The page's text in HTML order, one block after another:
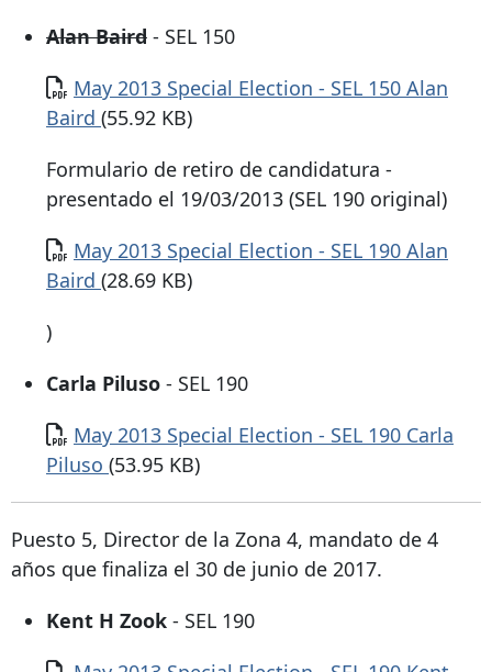
Alan Baird - SEL 150
Documento
May 2013 Special Election - SEL 150 Alan
Baird (55.92 KB)
Formulario de retiro de candidatura -
presentado el 19/03/2013 (SEL 190 original)
Documento
May 2013 Special Election - SEL 190 Alan
Baird (28.69 KB)
)
Carla Piluso - SEL 190
Documento
May 2013 Special Election - SEL 190 Carla
Piluso (53.95 KB)
Puesto 5, Director de la Zona 4, mandato de 4
años que finaliza el 30 de junio de 2017.
Kent H Zook - SEL 190